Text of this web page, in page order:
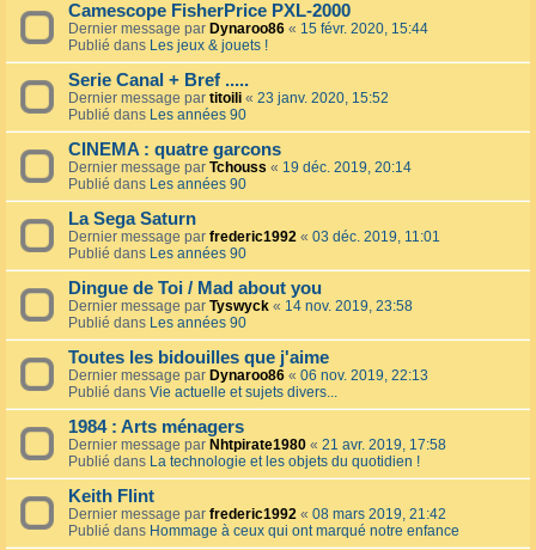
Camescope FisherPrice PXL-2000
Dernier message par Dynaroo86 « 15 févr. 2020, 15:44
Publié dans Les jeux & jouets !
Serie Canal + Bref .....
Dernier message par titoili « 23 janv. 2020, 15:52
Publié dans Les années 90
CINEMA : quatre garcons
Dernier message par Tchouss « 19 déc. 2019, 20:14
Publié dans Les années 90
La Sega Saturn
Dernier message par frederic1992 « 03 déc. 2019, 11:01
Publié dans Les années 90
Dingue de Toi / Mad about you
Dernier message par Tyswyck « 14 nov. 2019, 23:58
Publié dans Les années 90
Toutes les bidouilles que j'aime
Dernier message par Dynaroo86 « 06 nov. 2019, 22:13
Publié dans Vie actuelle et sujets divers...
1984 : Arts ménagers
Dernier message par Nhtpirate1980 « 21 avr. 2019, 17:58
Publié dans La technologie et les objets du quotidien !
Keith Flint
Dernier message par frederic1992 « 08 mars 2019, 21:42
Publié dans Hommage à ceux qui ont marqué notre enfance